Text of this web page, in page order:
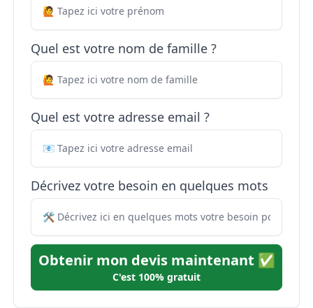
Quel est votre nom de famille ?
Quel est votre adresse email ?
Décrivez votre besoin en quelques mots
Obtenir mon devis maintenant ✅
C'est 100% gratuit